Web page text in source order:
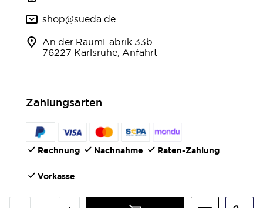
shop@sueda.de
An der RaumFabrik 33b
76227 Karlsruhe, Anfahrt
Zahlungsarten
Rechnung Nachnahme Raten-Zahlung
Vorkasse
FOLGEN SIE UNS